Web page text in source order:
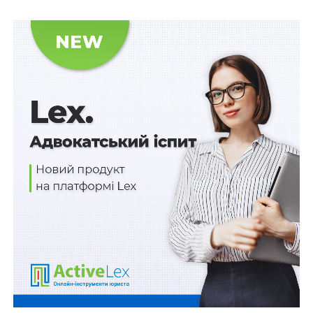
потрапити в Україну, а у разі відсутності такого
результату або відмови від тестування прикордонник
відмовляє такій особі у перетині державного
Громадяни України, іноземці та особи без
громадянства, які постійно проживають на території
України (крім тих, хто молодше 12 років) та прибули в
Україну з Республіки Індія, Сполученого Королівства
Великої Британії та Північної Ірландії, Російської
Федерації, Португальської Республіки або
перебували на їх території не менше семи днів
протягом останніх 14 днів також здійснюють
експрес-тестування на визначення антигену
коронавірусу SARS-CoV-2 безпосередньо в пунктах
пропуску (пунктах контролю). В разу позитивного
результату вони підлягають обов’язковій самоізоляції